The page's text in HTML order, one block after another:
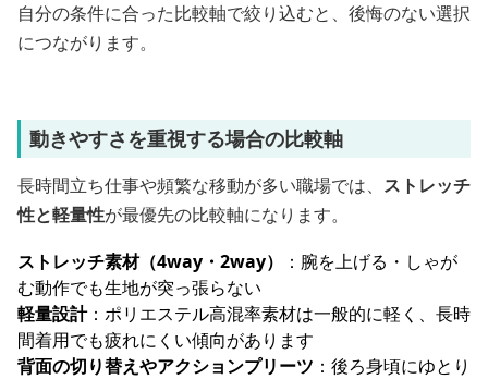
自分の条件に合った比較軸で絞り込むと、後悔のない選択
につながります。
動きやすさを重視する場合の比較軸
長時間立ち仕事や頻繁な移動が多い職場では、 ストレッチ
性と軽量性が最優先の比較軸になります。
ストレッチ素材（4way・2way）
：腕を上げる・しゃが
む動作でも生地が突っ張らない
軽量設計：ポリエステル高混率素材は一般的に軽く、長時
間着用でも疲れにくい傾向があります
背面の切り替えやアクションプリーツ ：後ろ身頃にゆとり